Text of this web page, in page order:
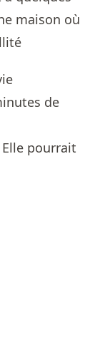
de
pourrait